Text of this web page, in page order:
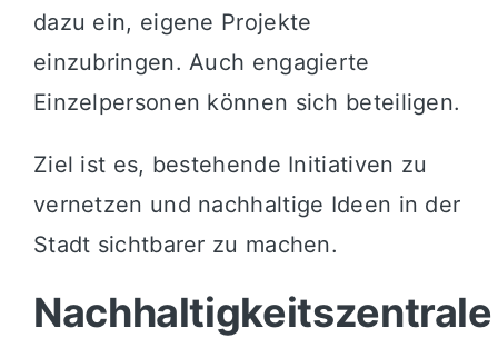
dazu ein, eigene Projekte
einzubringen. Auch engagierte
Einzelpersonen können sich beteiligen.
Ziel ist es, bestehende Initiativen zu
vernetzen und nachhaltige Ideen in der
Stadt sichtbarer zu machen.
Nachhaltigkeitszentrale